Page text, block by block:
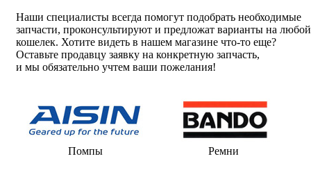
Наши специалисты всегда помогут подобрать необходимые
запчасти, проконсультируют и предложат варианты на любой
кошелек. Хотите видеть в нашем магазине что-то еще?
Оставьте продавцу заявку на конкретную запчасть,
и мы обязательно учтем ваши пожелания!
Помпы Ремни